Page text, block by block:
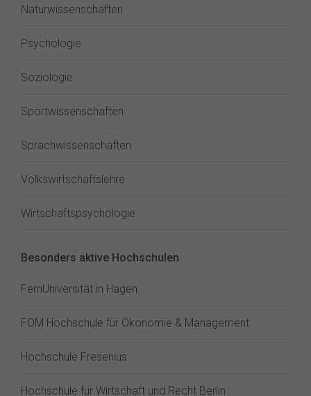
Naturwissenschaften
Psychologie
Soziologie
Sportwissenschaften
Sprachwissenschaften
Volkswirtschaftslehre
Wirtschaftspsychologie
Besonders aktive Hochschulen
FernUniversität in Hagen
FOM Hochschule für Ökonomie & Management
Hochschule Fresenius
Hochschule für Wirtschaft und Recht Berlin